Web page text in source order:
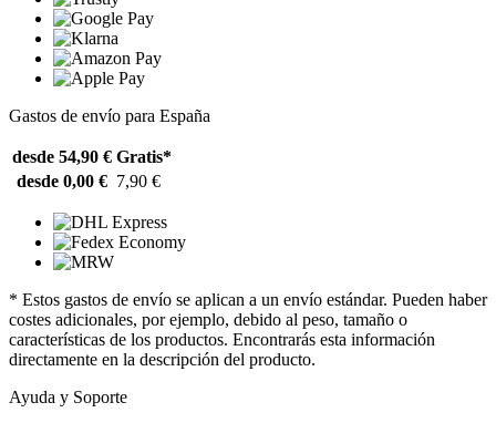
Gastos de envío para España
desde 54,90 € Gratis*
desde 0,00 € 7,90 €
* Estos gastos de envío se aplican a un envío estándar. Pueden haber
costes adicionales, por ejemplo, debido al peso, tamaño o
características de los productos. Encontrarás esta información
directamente en la descripción del producto.
Ayuda y Soporte